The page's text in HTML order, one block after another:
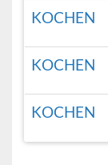
KOCHEN
KOCHEN
KOCHEN